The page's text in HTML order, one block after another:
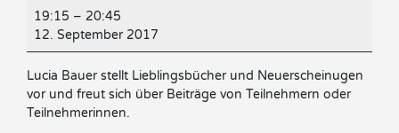
Literatur
für
19:15 – 20:45
12. September 2017
Lucia Bauer stellt Lieblingsbücher und Neuerscheinugen
vor und freut sich über Beiträge von Teilnehmern oder
Teilnehmerinnen.